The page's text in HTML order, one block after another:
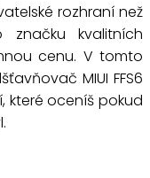
rozhraní než
kvalitních
cenu. V tomto
MIUI FFS6
které oceníš pokud